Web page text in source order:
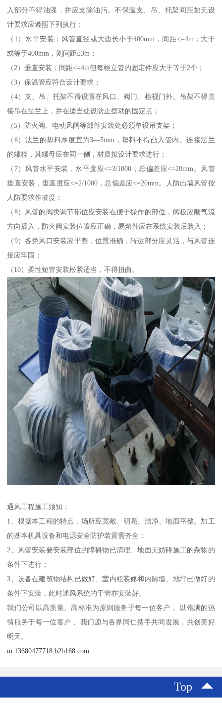
入部分不得油漆，并应支除油污。不保温支、吊、托架间距如无设
计要求应遵照下列执行：
（1）水平安装：风管直径或大边长小于400mm，间距<=4m；大于
或等于400mm，则间距≤3m；
（2）垂直安装：间距<=4m但每根立管的固定件应大于等于2个；
（3）保温管应符合设计要求；
（4）支、吊、托架不得设置在风口、阀门、检视门外。吊架不得直
接吊在法兰上，并在适当处设防止摆动的固定点；
（5）防火阀、电动风阀等部件安装处必须单设吊支架；
（6）法兰的垫料厚度宜为3—5mm，垫料不得凸入管内。连接法兰
的螺栓，其螺母应在同一侧，材质按设计要求进行；
（7）风管水平安装，水平度应<=3/1000，总偏差应<=20mm。风管
垂直安装，垂直度应<=2/1000，总偏差应<=20mm。人防出墙风管按
人防要求作坡度；
（8）风管的阀类调节部位应安装在便于操作的部位，阀板应顺气流
方向插入，防火阀安装位置应正确，易熔件应在系统安装后装入；
（9）各类风口安装应平整，位置准确，转运部分应灵活，与风管连
接应牢固；
（10）柔性短管安装松紧适当，不得扭曲。
通风工程施工须知：
1、根据本工程的特点，场所应宽敞、明亮、洁净、地面平整。加工
的基本机具设备和电源安全防护装置需齐全；
2、风管安装要安装部位的障碍物已清理、地面无妨碍施工的杂物的
条件下进行；
3、设备在建筑物结构已做好、室内粗装修和内隔墙、地坪已做好的
条件下安装，此时通风系统的干管亦安装好。
我们公司以高质量、高标准为原则服务于每一位客户， 以饱满的热
情服务于每一位客户， 我们愿与各界同仁携手共同发展，共创美好
明天。
m.13680477718.b2b168.com
Top